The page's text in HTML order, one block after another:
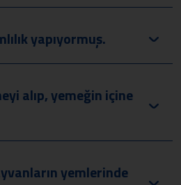
yapıyormuş.
alıp, yemeğin içine
yemlerinde